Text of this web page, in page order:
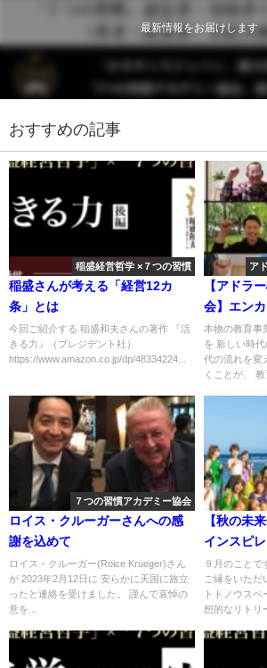
最新情報をお届けします
おすすめの記事
稲盛経営哲学 ×７つの習慣
稲盛さんが考える「経営12カ
条」とは
今回ご紹介する 稲盛和夫さんの著作 『活
きる力』（プレジデント社）
https://www.amazon.co.jp/dp/48334224...
ア
【アドラ
会】エン
ト講
本物の教育事
を 新しい時
代の流れを変
くことが、 教
７つの習慣アカデミー協会
ロイス・クルーガーさんへの感
謝を込めて
ロイス・クルーガー(Roice Krueger)さん
が 2023年2月12日に 安らかに天国に旅立
ったと連絡を受けました。 謹んで哀悼の
意を...
【秋の未
インスピ
ました
９月のことで
ご縁をいただ
トトノウス
想的なリトリ